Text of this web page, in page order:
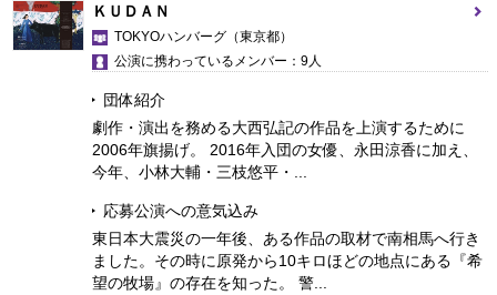
ＫＵＤＡＮ
TOKYOハンバーグ （東京都）
公演に携わっているメンバー：9人
団体紹介
劇作・演出を務める大西弘記の作品を上演するために
2006年旗揚げ。 2016年入団の女優、永田涼香に加え、
今年、小林大輔・三枝悠平・...
応募公演への意気込み
東日本大震災の一年後、ある作品の取材で南相馬へ行き
ました。その時に原発から10キロほどの地点にある『希
望の牧場』の存在を知った。 警...